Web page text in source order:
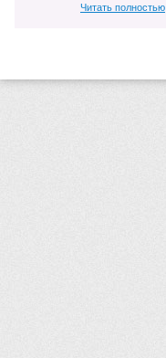
Читать полностью